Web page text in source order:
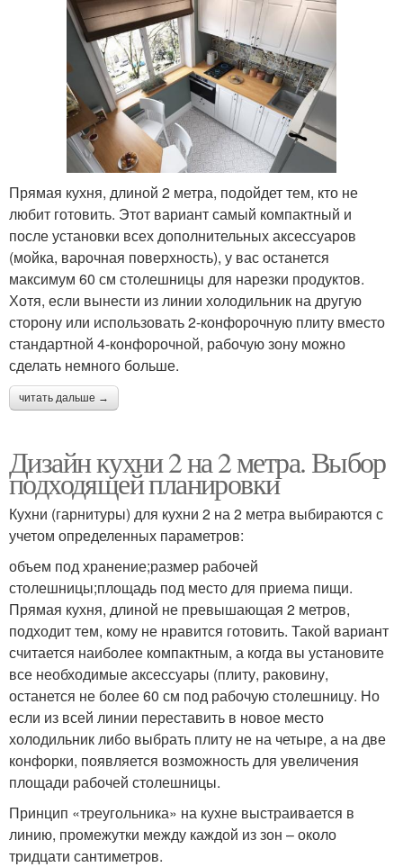
Прямая кухня, длиной 2 метра, подойдет тем, кто не
любит готовить. Этот вариант самый компактный и
после установки всех дополнительных аксессуаров
(мойка, варочная поверхность), у вас останется
максимум 60 см столешницы для нарезки продуктов.
Хотя, если вынести из линии холодильник на другую
сторону или использовать 2-конфорочную плиту вместо
стандартной 4-конфорочной, рабочую зону можно
сделать немного больше.
читать дальше →
Дизайн кухни 2 на 2 метра. Выбор
подходящей планировки
Кухни (гарнитуры) для кухни 2 на 2 метра выбираются с
учетом определенных параметров:
объем под хранение;размер рабочей
столешницы;площадь под место для приема пищи.
Прямая кухня, длиной не превышающая 2 метров,
подходит тем, кому не нравится готовить. Такой вариант
считается наиболее компактным, а когда вы установите
все необходимые аксессуары (плиту, раковину,
останется не более 60 см под рабочую столешницу. Но
если из всей линии переставить в новое место
холодильник либо выбрать плиту не на четыре, а на две
конфорки, появляется возможность для увеличения
площади рабочей столешницы.
Принцип «треугольника» на кухне выстраивается в
линию, промежутки между каждой из зон – около
тридцати сантиметров.